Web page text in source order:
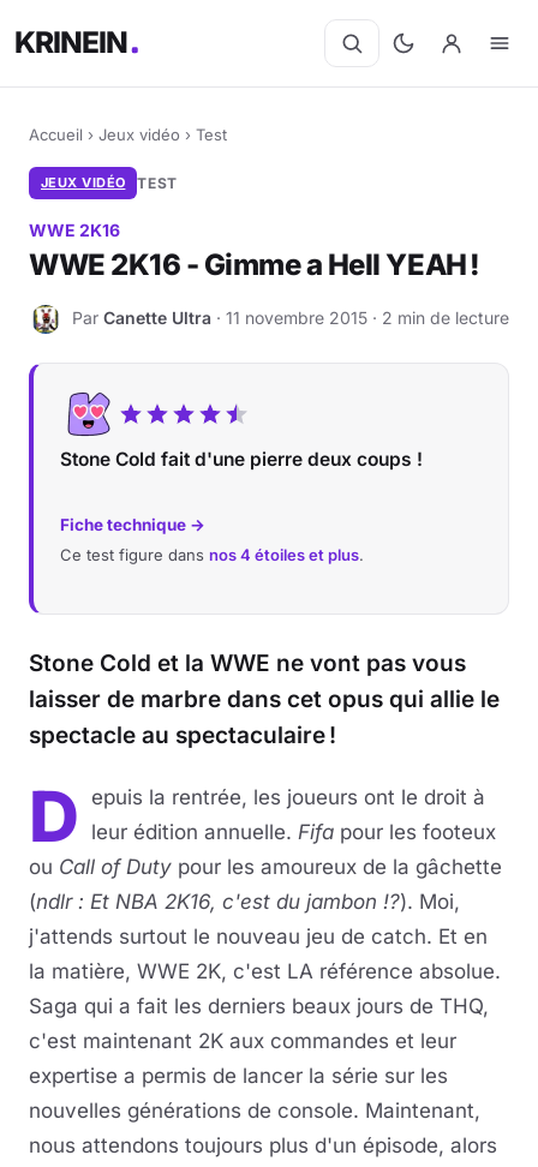
KRINEIN
Accueil › Jeux vidéo › Test
JEUX VIDÉO TEST
WWE 2K16
WWE 2K16 - Gimme a Hell YEAH !
C Par Canette Ultra · 11 novembre 2015 · 2 min de lecture
Stone Cold fait d'une pierre deux coups !
Fiche technique →
Ce test figure dans nos 4 étoiles et plus.
Stone Cold et la WWE ne vont pas vous
laisser de marbre dans cet opus qui allie le
spectacle au spectaculaire !
D
epuis la rentrée, les joueurs ont le droit à
leur édition annuelle. Fifa pour les footeux
ou Call of Duty pour les amoureux de la gâchette
(ndlr : Et NBA 2K16, c'est du jambon !?). Moi,
j'attends surtout le nouveau jeu de catch. Et en
la matière, WWE 2K, c'est LA référence absolue.
Saga qui a fait les derniers beaux jours de THQ,
c'est maintenant 2K aux commandes et leur
expertise a permis de lancer la série sur les
nouvelles générations de console. Maintenant,
nous attendons toujours plus d'un épisode, alors